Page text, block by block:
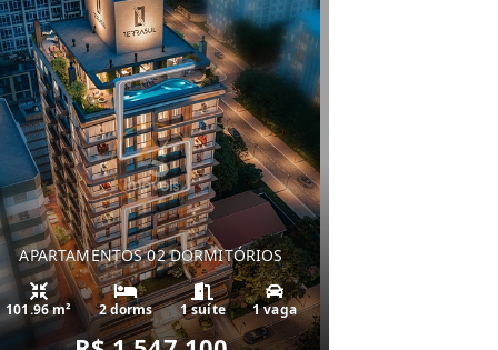
APARTAMENTOS 02 DORMITÓRIOS
101.96 m² 2 dorms 1 suíte 1 vaga